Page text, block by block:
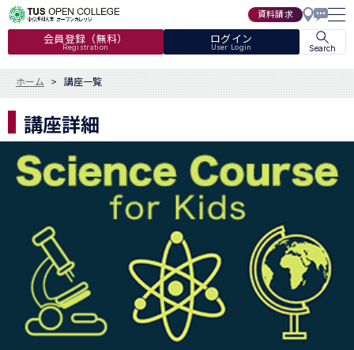
資料請求
会員登録（無料）
Registration
ログイン
User Login Search
ホーム 講座一覧
講座詳細